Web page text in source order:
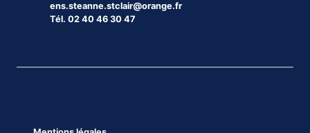
ens.steanne.stclair@orange.fr
Tél. 02 40 46 30 47